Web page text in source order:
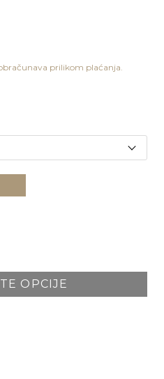
prilikom plaćanja.
OPCIJE